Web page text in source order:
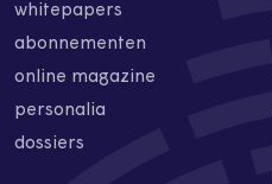
whitepapers
abonnementen
online magazine
personalia
dossiers